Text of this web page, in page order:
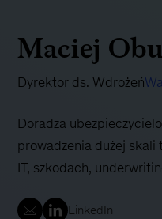
Maciej
Dyrektor ds. Wdrożeń
Doradza
prowadzenia dużej
IT, szkodach,
LinkedIn